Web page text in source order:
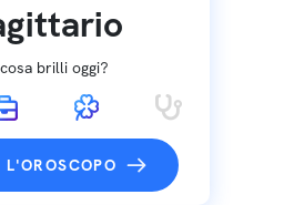
brilli oggi?
L'OROSCOPO